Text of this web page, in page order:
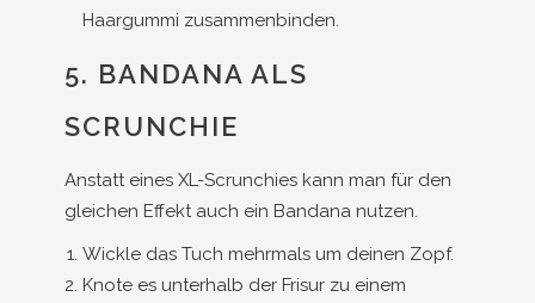
Haargummi zusammenbinden.
5. BANDANA ALS
SCRUNCHIE
Anstatt eines XL-Scrunchies kann man für den
gleichen Effekt auch ein Bandana nutzen.
Wickle das Tuch mehrmals um deinen Zopf.
Knote es unterhalb der Frisur zu einem